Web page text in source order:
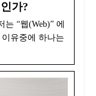
가?
“웹(Web)” 에
유중에 하나는